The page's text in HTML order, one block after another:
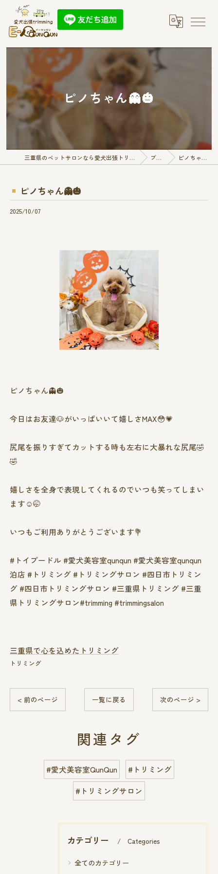
ピノちゃん👻🎃
三重県のペットサロンなら愛犬出張トリミング E-QunQun ブログ ピノちゃん👻🎃
ピノちゃん👻🎃
2025/10/07
ピノちゃん👻🎃
今日はお友達🐶がいっぱいいて嬉しさMAX😳💗
尻尾を振りすぎてカットする時も左右に大暴れな尻尾🤣
🤣
嬉しさを全身で表現してくれるのでいつも笑ってしまい
ます☺️🤭
いつもご利用ありがとうございます💐
#トイプードル #愛犬美容室qunqun #愛犬美容室qunqun
泊店 #トリミング #トリミングサロン #四日市トリミン
グ #四日市トリミングサロン #三重県トリミング #三重
県トリミングサロン#trimming #trimmingsalon
三重県で心を込めたトリミング
トリミング
< 前のページ 一覧に戻る 次のページ >
関連タグ
#愛犬美容室QunQun
#トリミング
#トリミングサロン
カテゴリー Categories
全てのカテゴリー